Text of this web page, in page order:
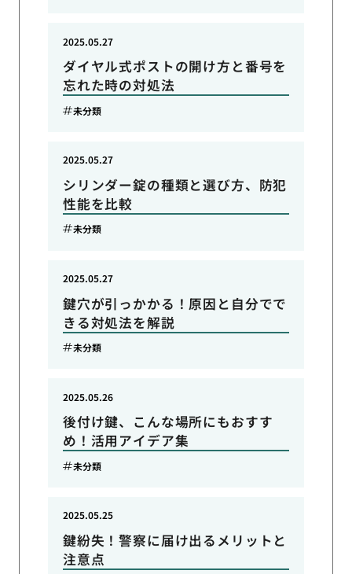
ダイヤル式ポストの開け方と番号を
忘れた時の対処法
2025.05.27
未分類
シリンダー錠の種類と選び方、防犯
性能を比較
2025.05.27
未分類
鍵穴が引っかかる！原因と自分でで
きる対処法を解説
2025.05.27
未分類
後付け鍵、こんな場所にもおすす
め！活用アイデア集
2025.05.26
未分類
鍵紛失！警察に届け出るメリットと
注意点
2025.05.25